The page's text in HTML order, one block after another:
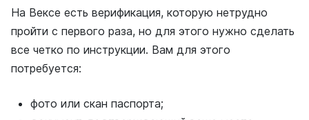
На Вексе есть верификация, которую нетрудно
пройти с первого раза, но для этого нужно сделать
все четко по инструкции. Вам для этого
потребуется:
фото или скан паспорта;